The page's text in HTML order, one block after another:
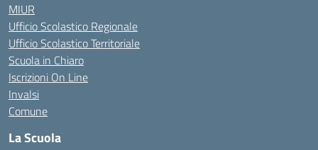
MIUR
Ufficio Scolastico Regionale
Ufficio Scolastico Territoriale
Scuola in Chiaro
Iscrizioni On Line
Invalsi
Comune
La Scuola